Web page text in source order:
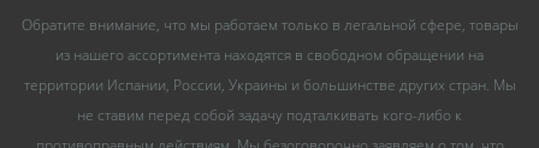
Обратите внимание, что мы работаем только в легальной сфере, товары
из нашего ассортимента находятся в свободном обращении на
территории Испании, России, Украины и большинстве других стран. Мы
не ставим перед собой задачу подталкивать кого-либо к